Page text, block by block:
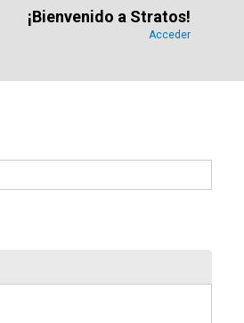
¡Bienvenido a Stratos!
Acceder